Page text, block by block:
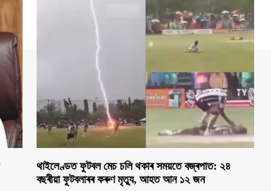
থাইলেণ্ডত ফুটবল মেচ চলি থকাৰ সময়তে বজ্ৰপাত: ২৪
বছৰীয়া ফুটবলাৰৰ কৰুণ মৃত্যু, আহত আন ১২ জন